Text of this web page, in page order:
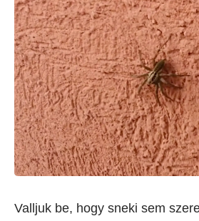
Valljuk be, hogy sneki sem